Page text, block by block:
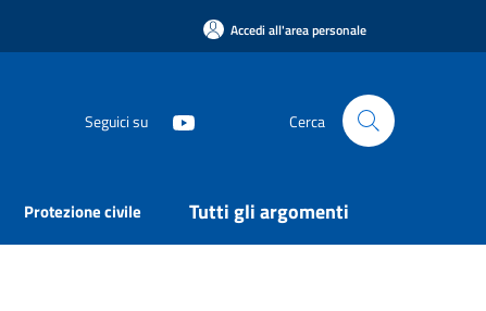
Accedi all'area personale
Seguici su Cerca
Protezione civile Tutti gli argomenti